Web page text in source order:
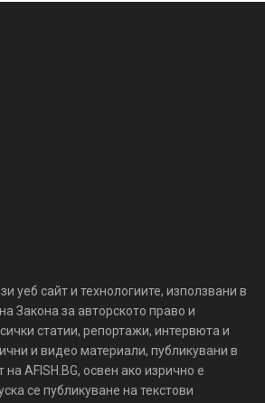
уеб сайт и технологиите, използвани в
Закона за авторското право и
статии, репортажи, интервюта и
и видео материали, публикувани в
на AFISH.BG, освен ако изрично е
се публикуване на текстови